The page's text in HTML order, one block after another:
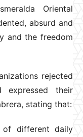
Oriental
absurd and
and the freedom
rejected
expressed their
stating that:
of different daily